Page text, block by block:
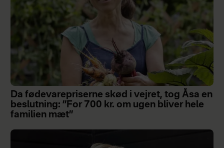
Da fødevarepriserne skød i vejret, tog Åsa en
beslutning: ”For 700 kr. om ugen bliver hele
familien mæt”